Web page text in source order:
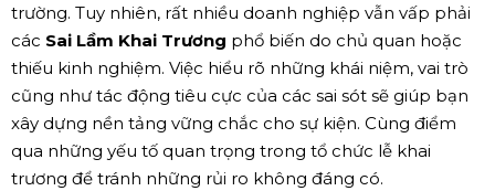
trường. Tuy nhiên, rất nhiều doanh nghiệp vẫn vấp phải
các Sai Lầm Khai Trương phổ biến do chủ quan hoặc
thiếu kinh nghiệm. Việc hiểu rõ những khái niệm, vai trò
cũng như tác động tiêu cực của các sai sót sẽ giúp bạn
xây dựng nền tảng vững chắc cho sự kiện. Cùng điểm
qua những yếu tố quan trọng trong tổ chức lễ khai
trương để tránh những rủi ro không đáng có.